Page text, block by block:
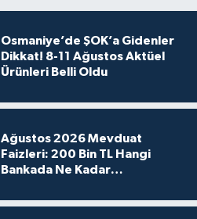
Osmaniye’de ŞOK’a Gidenler
Dikkat! 8-11 Ağustos Aktüel
Ürünleri Belli Oldu
Ağustos 2026 Mevduat
Faizleri: 200 Bin TL Hangi
Bankada Ne Kadar